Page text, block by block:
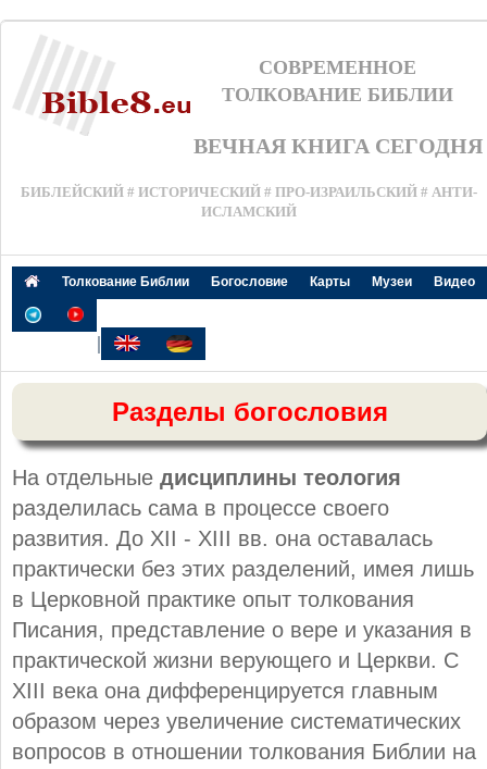
СОВРЕМЕННОЕ
ТОЛКОВАНИЕ БИБЛИИ
ВЕЧНАЯ КНИГА СЕГОДНЯ
БИБЛЕЙСКИЙ # ИСТОРИЧЕСКИЙ # ПРО-ИЗРАИЛЬСКИЙ # АНТИ-
ИСЛАМСКИЙ
Толкование Библии Богословие Карты Музеи Видео
|
Разделы богословия
На отдельные дисциплины теология
разделилась сама в процессе своего
развития. До XII - XIII вв. она оставалась
практически без этих разделений, имея лишь
в Церковной практике опыт толкования
Писания, представление о вере и указания в
практической жизни верующего и Церкви. С
XIII века она дифференцируется главным
образом через увеличение систематических
вопросов в отношении толкования Библии на